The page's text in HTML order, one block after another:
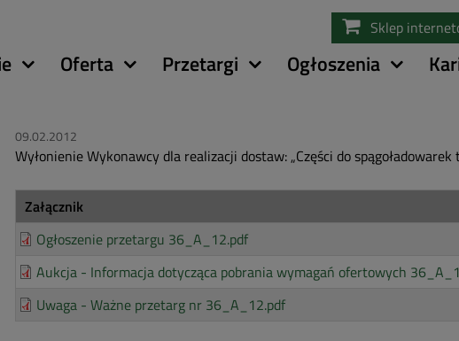
treści
Sklep
Oferta Przetargi Ogłoszenia
09.02.2012
Wyłonienie Wykonawcy dla realizacji dostaw: „Części do
Załącznik
Ogłoszenie przetargu 36_A_12.pdf
Aukcja - Informacja dotycząca pobrania wymagań ofertowych
Uwaga - Ważne przetarg nr 36_A_12.pdf